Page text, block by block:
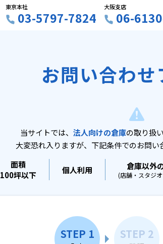
東京本社
03-5797-7824
大阪支店
06-
お問い合わせ
当サイトでは、 法人向けの倉庫の取り扱
大変恐れ入りますが、下記条件でのお問い
面積
100坪以下
個人利用 倉庫以外
(店舗・スタジ
STEP 1 STEP 2